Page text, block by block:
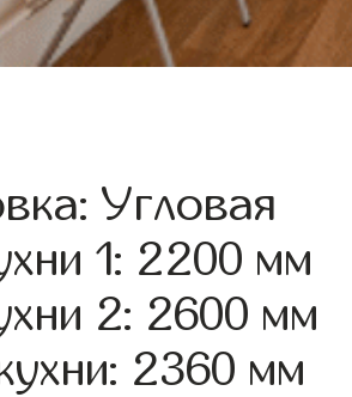
Угловая
1: 2200 мм
2: 2600 мм
2360 мм